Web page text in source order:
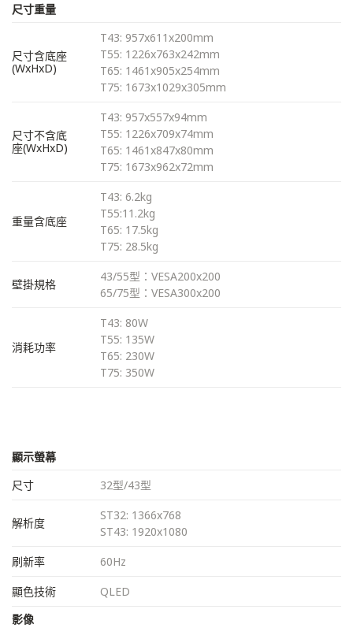
尺寸重量
尺寸含底座
(WxHxD)
T43: 957x611x200mm
T55: 1226x763x242mm
T65: 1461x905x254mm
T75: 1673x1029x305mm
尺寸不含底
座(WxHxD)
T43: 957x557x94mm
T55: 1226x709x74mm
T65: 1461x847x80mm
T75: 1673x962x72mm
重量含底座
T43: 6.2kg
T55:11.2kg
T65: 17.5kg
T75: 28.5kg
壁掛規格
43/55型：VESA200x200
65/75型：VESA300x200
消耗功率
T43: 80W
T55: 135W
T65: 230W
T75: 350W
顯示螢幕
尺寸
32型/43型
解析度
ST32: 1366x768
ST43: 1920x1080
刷新率
60Hz
顯色技術
QLED
影像